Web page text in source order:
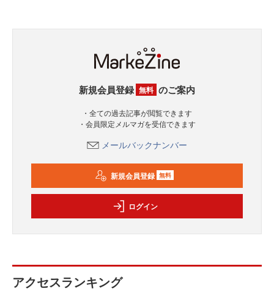
新規会員登録 無料 のご案内
・全ての過去記事が閲覧できます
・会員限定メルマガを受信できます
メールバックナンバー
新規会員登録 無料
ログイン
アクセスランキング